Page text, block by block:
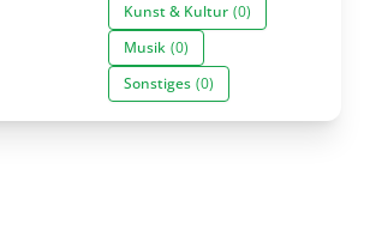
Kunst & Kultur (0)
Musik (0)
Sonstiges (0)